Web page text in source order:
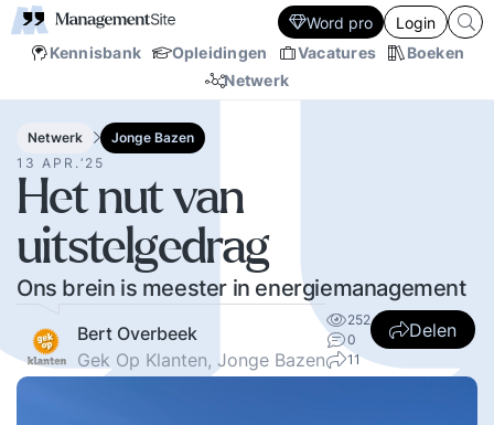
Kennisbank Opleidingen Vacatures
Boeken
Netwerk
Word pro Login
Netwerk
Jonge Bazen
13 APR.‘25
Het nut van
uitstelgedrag
Ons brein is meester in energiemanagement
Bert Overbeek
Gek Op Klanten, Jonge Bazen
252
0
11
Delen